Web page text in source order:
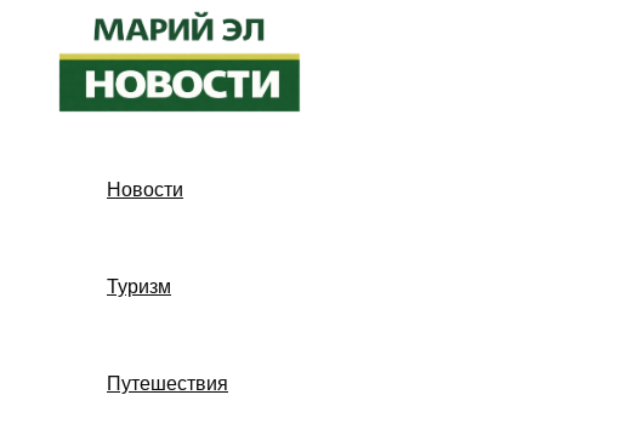
содержимому
Новости
Туризм
Путешествия